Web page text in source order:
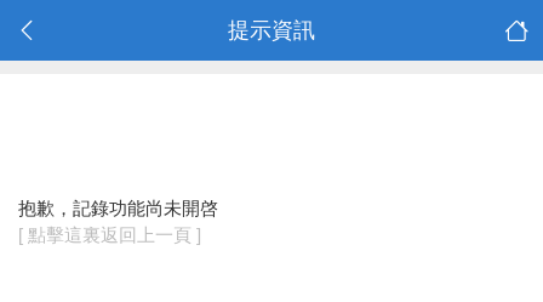
提示資訊
抱歉，記錄功能尚未開啓
[ 點擊這裏返回上一頁 ]